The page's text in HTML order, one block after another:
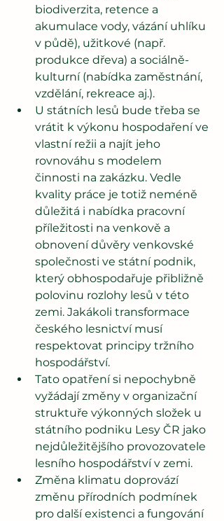
biodiverzita, retence a
akumulace vody, vázání uhlíku
v půdě), užitkové (např.
produkce dřeva) a sociálně-
kulturní (nabídka zaměstnání,
vzdělání, rekreace aj.).
U státních lesů bude třeba se
vrátit k výkonu hospodaření ve
vlastní režii a najít jeho
rovnováhu s modelem
činnosti na zakázku. Vedle
kvality práce je totiž neméně
důležitá i nabídka pracovní
příležitosti na venkově a
obnovení důvěry venkovské
společnosti ve státní podnik,
který obhospodařuje přibližně
polovinu rozlohy lesů v této
zemi. Jakákoli transformace
českého lesnictví musí
respektovat principy tržního
hospodářství.
Tato opatření si nepochybně
vyžádají změny v organizační
struktuře výkonných složek u
státního podniku Lesy ČR jako
nejdůležitějšího provozovatele
lesního hospodářství v zemi.
Změna klimatu doprovází
změnu přírodních podmínek
pro další existenci a fungování